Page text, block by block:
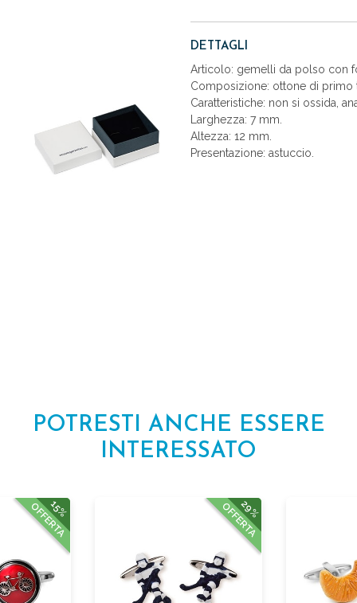
DETTAGLI
Articolo: gemelli da polso con
Composizione: ottone di
Caratteristiche: non si ossida,
Larghezza: 7 mm.
Altezza: 12 mm.
Presentazione: astuccio.
POTRESTI ANCHE ESSERE
INTERESSATO
15%
OFFERTA 29%
OFFERTA